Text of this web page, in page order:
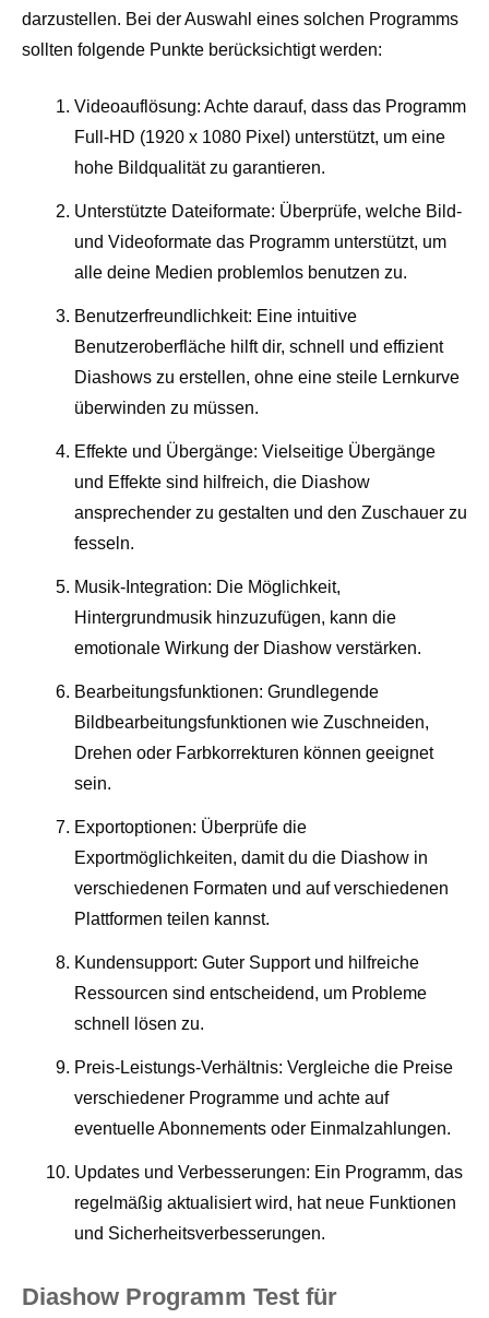
darzustellen. Bei der Auswahl eines solchen Programms
sollten folgende Punkte berücksichtigt werden:
Videoauflösung: Achte darauf, dass das Programm
Full-HD (1920 x 1080 Pixel) unterstützt, um eine
hohe Bildqualität zu garantieren.
Unterstützte Dateiformate: Überprüfe, welche Bild-
und Videoformate das Programm unterstützt, um
alle deine Medien problemlos benutzen zu.
Benutzerfreundlichkeit: Eine intuitive
Benutzeroberfläche hilft dir, schnell und effizient
Diashows zu erstellen, ohne eine steile Lernkurve
überwinden zu müssen.
Effekte und Übergänge: Vielseitige Übergänge
und Effekte sind hilfreich, die Diashow
ansprechender zu gestalten und den Zuschauer zu
fesseln.
Musik-Integration: Die Möglichkeit,
Hintergrundmusik hinzuzufügen, kann die
emotionale Wirkung der Diashow verstärken.
Bearbeitungsfunktionen: Grundlegende
Bildbearbeitungsfunktionen wie Zuschneiden,
Drehen oder Farbkorrekturen können geeignet
sein.
Exportoptionen: Überprüfe die
Exportmöglichkeiten, damit du die Diashow in
verschiedenen Formaten und auf verschiedenen
Plattformen teilen kannst.
Kundensupport: Guter Support und hilfreiche
Ressourcen sind entscheidend, um Probleme
schnell lösen zu.
Preis-Leistungs-Verhältnis: Vergleiche die Preise
verschiedener Programme und achte auf
eventuelle Abonnements oder Einmalzahlungen.
Updates und Verbesserungen: Ein Programm, das
regelmäßig aktualisiert wird, hat neue Funktionen
und Sicherheitsverbesserungen.
Diashow Programm Test für